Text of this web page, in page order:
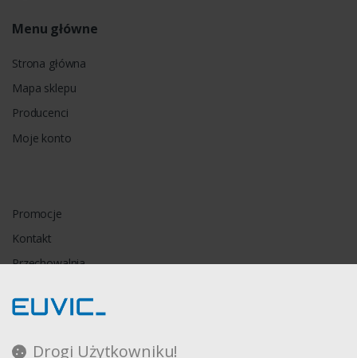
Drogi Użytkowniku!
Menu główne
Strona główna
Mapa sklepu
Producenci
Moje konto
Promocje
Kontakt
Przechowalnia